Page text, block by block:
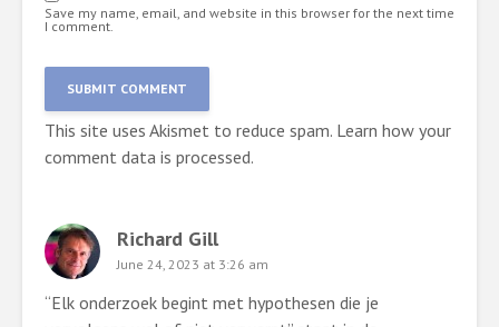
Save my name, email, and website in this browser for the next time
I comment.
This site uses Akismet to reduce spam. Learn how your
comment data is processed.
Richard Gill
June 24, 2023 at 3:26 am
“Elk onderzoek begint met hypothesen die je